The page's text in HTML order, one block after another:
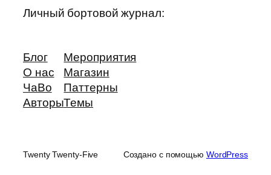
Личный бортовой журнал:
Блог
О нас
ЧаВо
Авторы
Мероприятия
Магазин
Паттерны
Темы
Twenty Twenty-Five Создано с помощью WordPress